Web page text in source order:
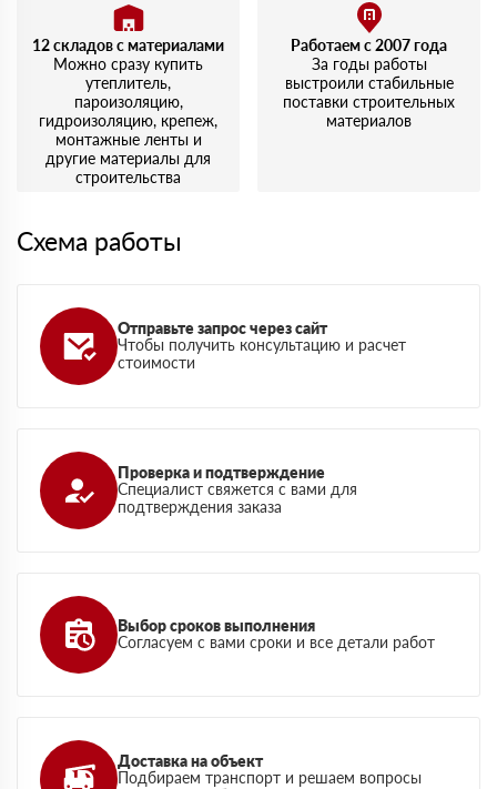
12 складов с материалами
Можно сразу купить
утеплитель,
пароизоляцию,
гидроизоляцию, крепеж,
монтажные ленты и
другие материалы для
строительства
Работаем с 2007 года
За годы работы
выстроили стабильные
поставки строительных
материалов
Схема работы
Отправьте запрос через сайт
Чтобы получить консультацию и расчет
стоимости
Проверка и подтверждение
Специалист свяжется с вами для
подтверждения заказа
Выбор сроков выполнения
Согласуем с вами сроки и все детали работ
Доставка на объект
Подбираем транспорт и решаем вопросы